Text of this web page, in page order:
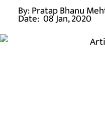
By:Pratap Bhanu
Date: 08 Jan, 2020